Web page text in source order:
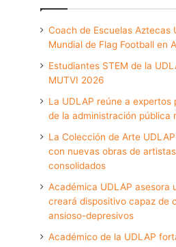
Coach de Escuelas Aztecas
Mundial de Flag Football en
Estudiantes STEM de la
MUTVI 2026
La UDLAP reúne a expertos
de la administración pública
La Colección de Arte
con nuevas obras de
consolidados
Académica UDLAP asesora
creará dispositivo capaz de
ansioso-depresivos
Académico de la UDLAP